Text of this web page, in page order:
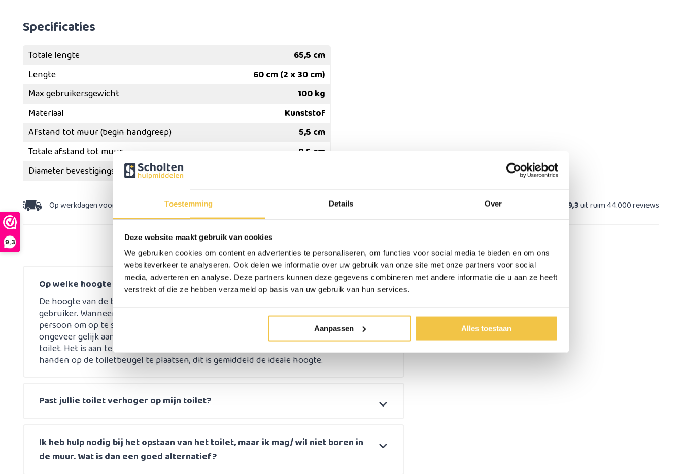
Toestemming Details Over
Deze website maakt gebruik van cookies
We gebruiken cookies om content en advertenties te personaliseren, om functies voor social media te bieden en om ons
websiteverkeer te analyseren. Ook delen we informatie over uw gebruik van onze site met onze partners voor social
media, adverteren en analyse. Deze partners kunnen deze gegevens combineren met andere informatie die u aan ze heeft
verstrekt of die ze hebben verzameld op basis van uw gebruik van hun services.
Aanpassen Alles toestaan
9,3
Specificaties
Totale lengte
65,5 cm
Lengte
60 cm (2 x 30 cm)
Max gebruikersgewicht
100 kg
Materiaal
Kunststof
Afstand tot muur (begin handgreep)
5,5 cm
Totale afstand tot muur
8,5 cm
Diameter bevestigingsplaat
Op werkdagen voor 15:30 besteld, dezelfde dag verzonden 9,3uit ruim 44.000 reviews
Op welke hoogte bevestig ik mijn toiletbeugel aan de muur?
De hoogte van de toiletbeugel is enorm belangrijk en geheel afhankelijk van de
gebruiker. Wanneer deze te laag wordt opgehangen, is het nog steeds lastig voor de
persoon om op te staan. Een richtlijn is 25 tot 30 cm boven de toiletpot zitting. Dit staat
ongeveer gelijk aan 75 cm boven de vloer, afhankelijk van de hoogte van jouw eigen
toilet. Het is aan te raden om rechtop te gaan staan en met licht gebogen ellebogen jouw
handen op de toiletbeugel te plaatsen, dit is gemiddeld de ideale hoogte.
Past jullie toilet verhoger op mijn toilet?
Ik heb hulp nodig bij het opstaan van het toilet, maar ik mag/ wil niet boren in
de muur. Wat is dan een goed alternatief?